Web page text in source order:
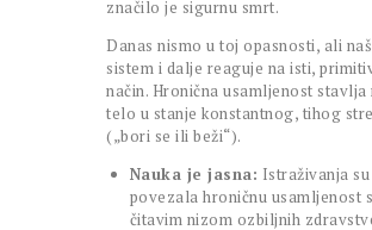
značilo je sigurnu smrt.
Danas nismo u toj opasnosti, ali
sistem i dalje reaguje na isti,
način. Hronična usamljenost stavlja
telo u stanje konstantnog, tihog
(„bori se ili beži“).
Nauka je jasna: Istraživanja su
povezala hroničnu usamljenost
čitavim nizom ozbiljnih